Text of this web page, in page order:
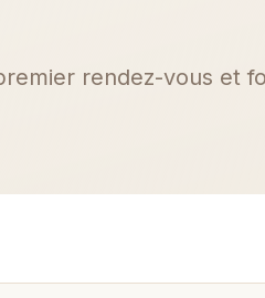
rendez-vous et